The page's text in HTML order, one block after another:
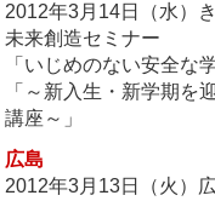
2012年3月14日（水）
未来創造セミナー
「いじめのない安全な
「～新入生・新学期を
講座～」
広島
2012年3月13日（火）